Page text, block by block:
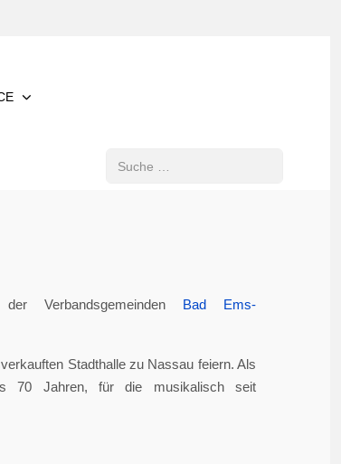
Suchen
Verbandsgemeinden Bad Ems-
Stadthalle zu Nassau feiern. Als
70 Jahren, für die musikalisch seit